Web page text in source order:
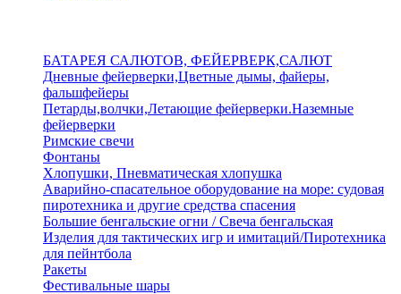
БАТАРЕЯ САЛЮТОВ, ФЕЙЕРВЕРК,САЛЮТ
Дневные фейерверки,Цветные дымы, файеры,
фальшфейеры
Петарды,волчки,Летающие фейерверки.Наземные
фейерверки
Римские свечи
Фонтаны
Хлопушки, Пневматическая хлопушка
Аварийно-спасательное оборудование на море: судовая
пиротехника и другие средства спасения
Большие бенгальские огни / Свеча бенгальская
Изделия для тактических игр и имитаций/Пиротехника
для пейнтбола
Ракеты
Фестивальные шары